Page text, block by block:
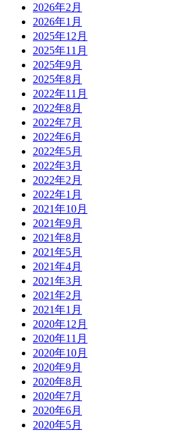
2026年2月
2026年1月
2025年12月
2025年11月
2025年9月
2025年8月
2022年11月
2022年8月
2022年7月
2022年6月
2022年5月
2022年3月
2022年2月
2022年1月
2021年10月
2021年9月
2021年8月
2021年5月
2021年4月
2021年3月
2021年2月
2021年1月
2020年12月
2020年11月
2020年10月
2020年9月
2020年8月
2020年7月
2020年6月
2020年5月